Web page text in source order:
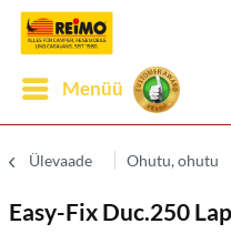
Menüü
Ülevaade Ohutu, ohutu
Easy-Fix Duc.250